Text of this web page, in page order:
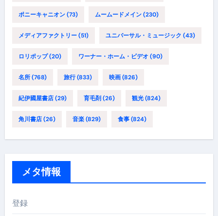
ポニーキャニオン(73) ムームードメイン(230)
メディアファクトリー(51) ユニバーサル・ミュージック (43)
ロリポップ(20) ワーナー・ホーム・ビデオ (90)
名所(768) 旅行(833) 映画(826)
紀伊國屋書店(29) 育毛剤 (26) 観光(824)
角川書店(26) 音楽(829) 食事(824)
メタ情報
登録